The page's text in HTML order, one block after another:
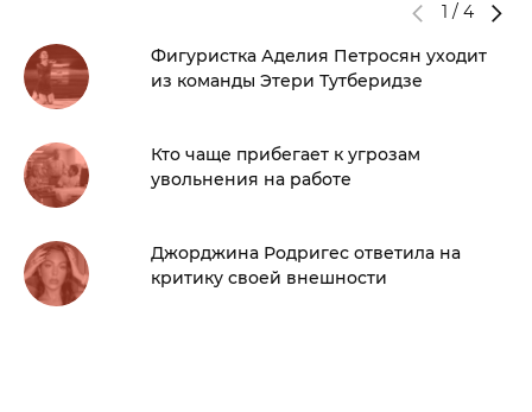
1 / 4
Фигуристка Аделия Петросян уходит
из команды Этери Тутберидзе
Кто чаще прибегает к угрозам
увольнения на работе
Джорджина Родригес ответила на
критику своей внешности